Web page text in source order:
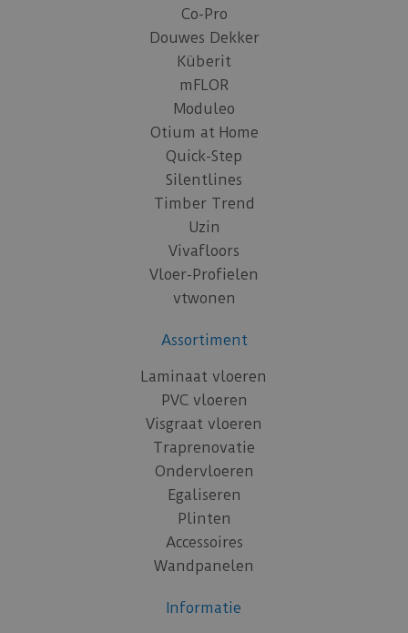
Co-Pro
Douwes Dekker
Küberit
mFLOR
Moduleo
Otium at Home
Quick-Step
Silentlines
Timber Trend
Uzin
Vivafloors
Vloer-Profielen
vtwonen
Assortiment
Laminaat vloeren
PVC vloeren
Visgraat vloeren
Traprenovatie
Ondervloeren
Egaliseren
Plinten
Accessoires
Wandpanelen
Informatie